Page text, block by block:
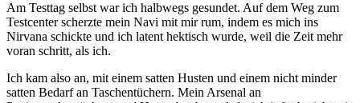
Am Testtag selbst war ich halbwegs gesundet. Auf dem Weg zum
Testcenter scherzte mein Navi mit mir rum, indem es mich ins
Nirvana schickte und ich latent hektisch wurde, weil die Zeit mehr
voran schritt, als ich.
Ich kam also an, mit einem satten Husten und einem nicht minder
satten Bedarf an Taschentüchern. Mein Arsenal an